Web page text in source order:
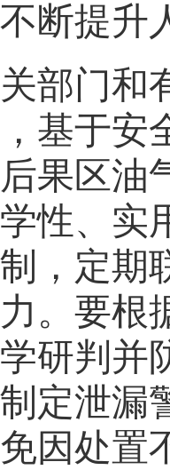
断提升
部门和
基于安
果区油
性、实
，定期
。要根
研判并
定泄漏
因处置